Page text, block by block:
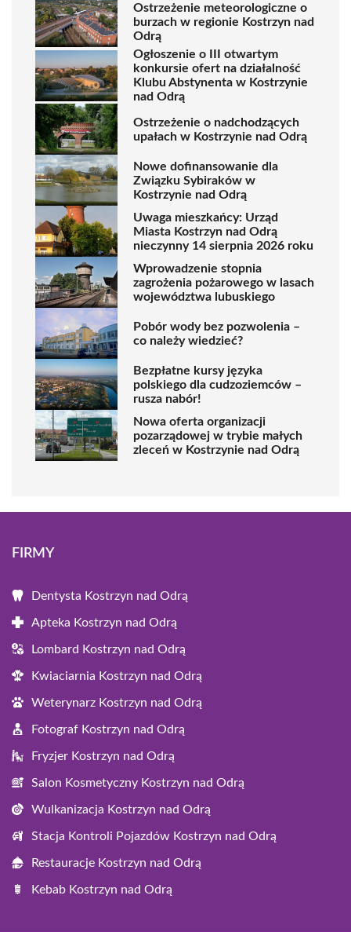
Ostrzeżenie meteorologiczne o
burzach w regionie Kostrzyn nad
Odrą
Ogłoszenie o III otwartym
konkursie ofert na działalność
Klubu Abstynenta w Kostrzynie
nad Odrą
Ostrzeżenie o nadchodzących
upałach w Kostrzynie nad Odrą
Nowe dofinansowanie dla
Związku Sybiraków w
Kostrzynie nad Odrą
Uwaga mieszkańcy: Urząd
Miasta Kostrzyn nad Odrą
nieczynny 14 sierpnia 2026 roku
Wprowadzenie stopnia
zagrożenia pożarowego w lasach
województwa lubuskiego
Pobór wody bez pozwolenia –
co należy wiedzieć?
Bezpłatne kursy języka
polskiego dla cudzoziemców –
rusza nabór!
Nowa oferta organizacji
pozarządowej w trybie małych
zleceń w Kostrzynie nad Odrą
FIRMY
Dentysta Kostrzyn nad Odrą
Apteka Kostrzyn nad Odrą
Lombard Kostrzyn nad Odrą
Kwiaciarnia Kostrzyn nad Odrą
Weterynarz Kostrzyn nad Odrą
Fotograf Kostrzyn nad Odrą
Fryzjer Kostrzyn nad Odrą
Salon Kosmetyczny Kostrzyn nad Odrą
Wulkanizacja Kostrzyn nad Odrą
Stacja Kontroli Pojazdów Kostrzyn nad Odrą
Restauracje Kostrzyn nad Odrą
Kebab Kostrzyn nad Odrą